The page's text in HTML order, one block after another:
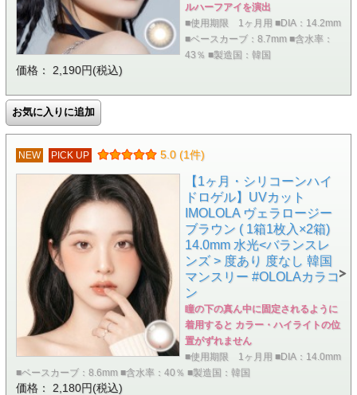
ルハーフアイを演出
■使用期限 1ヶ月用 ■DIA：14.2mm
■ベースカーブ：8.7mm ■含水率：
43％ ■製造国：韓国
価格： 2,190円(税込)
NEW PICK UP 5.0 (1件)
【1ヶ月・シリコーンハイ
ドロゲル】UVカット
IMOLOLA ヴェラロージー
ブラウン ( 1箱1枚入×2箱)
14.0mm 水光<バランスレ
ンズ > 度あり 度なし 韓国
マンスリー #OLOLAカラコ
ン
瞳の下の真ん中に固定されるように
着用すると カラー・ハイライトの位
置がずれません
■使用期限 1ヶ月用 ■DIA：14.0mm
■ベースカーブ：8.6mm ■含水率：40％ ■製造国：韓国
価格： 2,180円(税込)